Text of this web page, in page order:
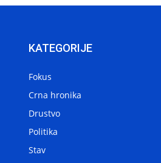
KATEGORIJE
Fokus
Crna hronika
Drustvo
Politika
Stav